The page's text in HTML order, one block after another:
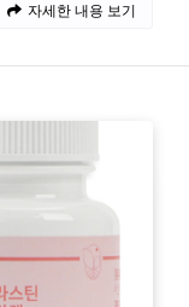
자세한 내용 보기